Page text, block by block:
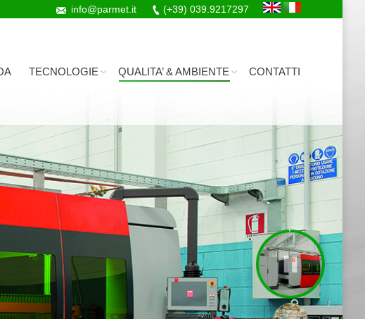
info@parmet.it (+39) 039.9217297
TECNOLOGIE QUALITA’ & AMBIENTE CONTATTI